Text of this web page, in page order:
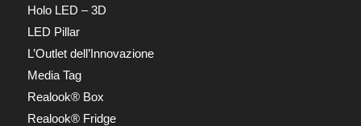
Holo LED – 3D
LED Pillar
L’Outlet dell’Innovazione
Media Tag
Realook® Box
Realook® Fridge